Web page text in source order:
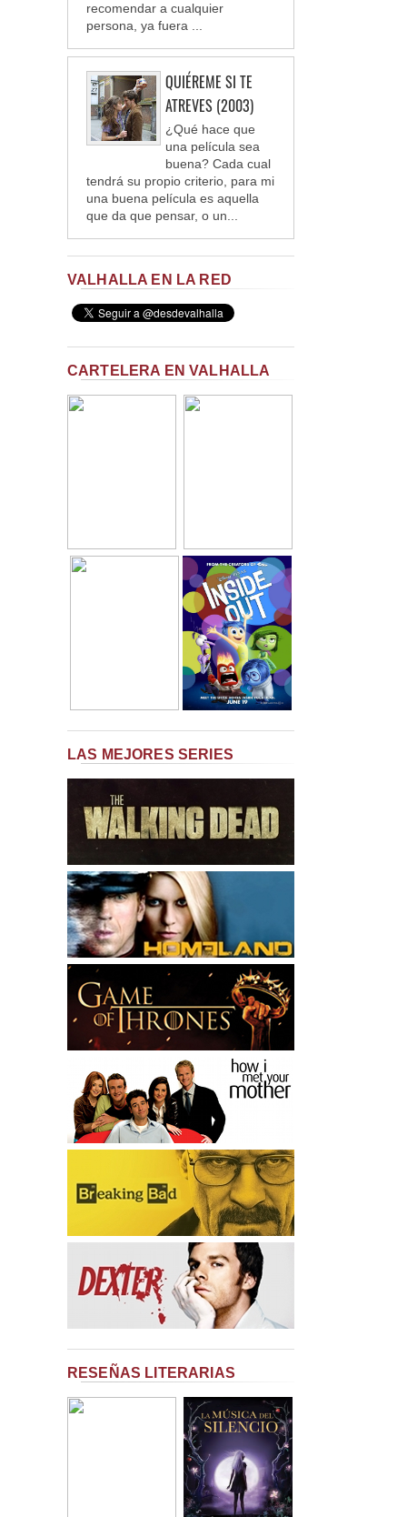
recomendar a cualquier
persona, ya fuera ...
QUIÉREME SI TE
ATREVES (2003)
¿Qué hace que
una película sea
buena? Cada cual
tendrá su propio criterio, para mi
una buena película es aquella
que da que pensar, o un...
VALHALLA EN LA RED
CARTELERA EN VALHALLA
LAS MEJORES SERIES
RESEÑAS LITERARIAS